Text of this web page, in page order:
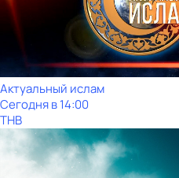
Актуальный ислам
Сегодня в 14:00
ТНВ